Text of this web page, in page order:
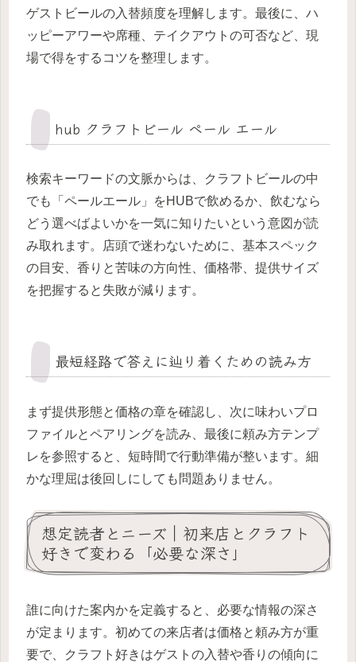
ゲストビールの入替頻度を理解します。最後に、ハ
ッピーアワーや席種、テイクアウトの可否など、現
場で得をするコツを整理します。
hub クラフトビール ペール エール
検索キーワードの文脈からは、クラフトビールの中
でも「ペールエール」をHUBで飲めるか、飲むなら
どう選べばよいかを一気に知りたいという意図が読
み取れます。店頭で迷わないために、基本スペック
の目安、香りと苦味の方向性、価格帯、提供サイズ
を把握すると失敗が減ります。
最短経路で答えに辿り着くための読み方
まず提供形態と価格の章を確認し、次に味わいプロ
ファイルとペアリングを読み、最後に頼み方テンプ
レを参照すると、短時間で行動準備が整います。細
かな理屈は後回しにしても問題ありません。
想定読者とニーズ｜初来店とクラフト
好きで変わる「必要な深さ」
誰に向けた案内かを定義すると、必要な情報の深さ
が定まります。初めての来店者は価格と頼み方が重
要で、クラフト好きはゲストの入替や香りの傾向に